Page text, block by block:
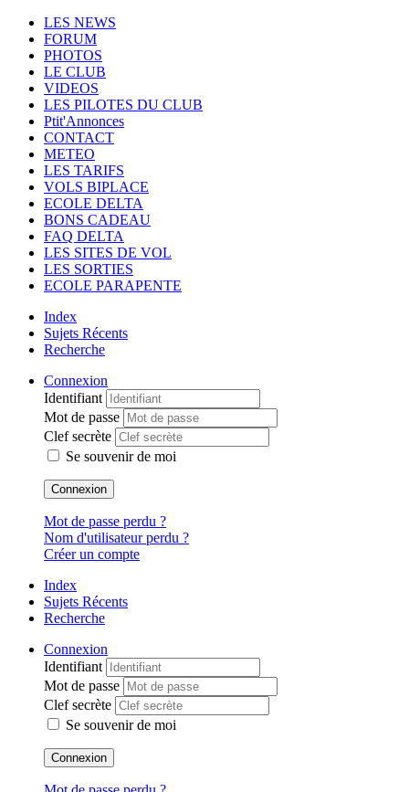
LES NEWS
FORUM
PHOTOS
LE CLUB
VIDEOS
LES PILOTES DU CLUB
Ptit'Annonces
CONTACT
METEO
LES TARIFS
VOLS BIPLACE
ECOLE DELTA
BONS CADEAU
FAQ DELTA
LES SITES DE VOL
LES SORTIES
ECOLE PARAPENTE
Index
Sujets Récents
Recherche
Connexion
Identifiant
Mot de passe
Clef secrète
Se souvenir de moi
Connexion
Mot de passe perdu ?
Nom d'utilisateur perdu ?
Créer un compte
Index
Sujets Récents
Recherche
Connexion
Identifiant
Mot de passe
Clef secrète
Se souvenir de moi
Connexion